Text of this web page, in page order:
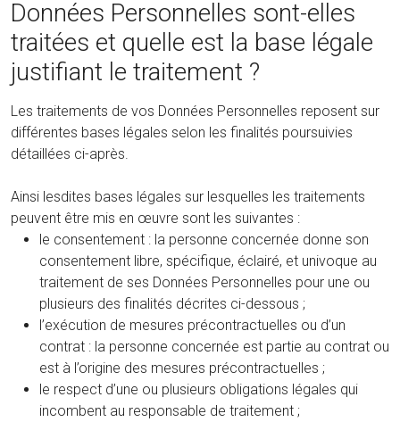
Données Personnelles sont-elles
traitées et quelle est la base légale
justifiant le traitement ?
Les traitements de vos Données Personnelles reposent sur
différentes bases légales selon les finalités poursuivies
détaillées ci-après.
Ainsi lesdites bases légales sur lesquelles les traitements
peuvent être mis en œuvre sont les suivantes :
le consentement : la personne concernée donne son
consentement libre, spécifique, éclairé, et univoque au
traitement de ses Données Personnelles pour une ou
plusieurs des finalités décrites ci-dessous ;
l’exécution de mesures précontractuelles ou d’un
contrat : la personne concernée est partie au contrat ou
est à l’origine des mesures précontractuelles ;
le respect d’une ou plusieurs obligations légales qui
incombent au responsable de traitement ;